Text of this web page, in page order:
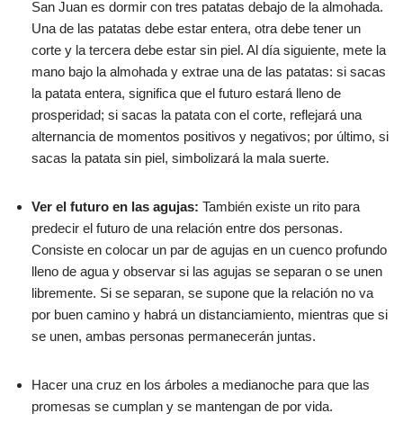
San Juan es dormir con tres patatas debajo de la almohada.
Una de las patatas debe estar entera, otra debe tener un
corte y la tercera debe estar sin piel. Al día siguiente, mete la
mano bajo la almohada y extrae una de las patatas: si sacas
la patata entera, significa que el futuro estará lleno de
prosperidad; si sacas la patata con el corte, reflejará una
alternancia de momentos positivos y negativos; por último, si
sacas la patata sin piel, simbolizará la mala suerte.
Ver el futuro en las agujas: También existe un rito para
predecir el futuro de una relación entre dos personas.
Consiste en colocar un par de agujas en un cuenco profundo
lleno de agua y observar si las agujas se separan o se unen
libremente. Si se separan, se supone que la relación no va
por buen camino y habrá un distanciamiento, mientras que si
se unen, ambas personas permanecerán juntas.
Hacer una cruz en los árboles a medianoche para que las
promesas se cumplan y se mantengan de por vida.